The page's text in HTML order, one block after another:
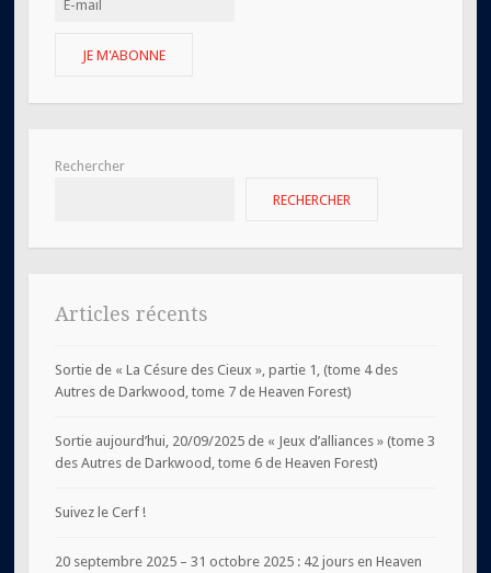
JE M'ABONNE
Rechercher
RECHERCHER
Articles récents
Sortie de « La Césure des Cieux », partie 1, (tome 4 des
Autres de Darkwood, tome 7 de Heaven Forest)
Sortie aujourd’hui, 20/09/2025 de « Jeux d’alliances » (tome 3
des Autres de Darkwood, tome 6 de Heaven Forest)
Suivez le Cerf !
20 septembre 2025 – 31 octobre 2025 : 42 jours en Heaven